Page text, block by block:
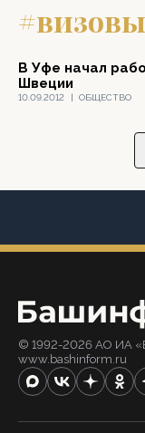
10.09.2012 | ОБЩЕСТВО
В Уфе начал
Швеции
© 1992-2026 АО ИА
www.bashinform.ru